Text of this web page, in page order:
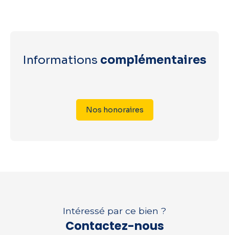
Informations complémentaires
Nos honoraires
Intéressé par ce bien ?
Contactez-nous